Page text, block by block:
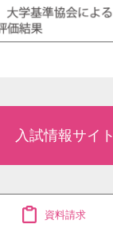
入試情報サイト
資料請求